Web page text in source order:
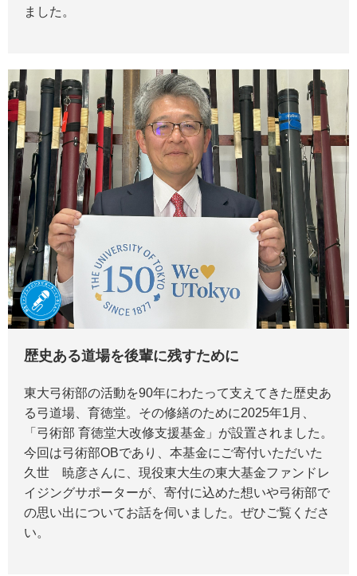
ました。
歴史ある道場を後輩に残すために
東大弓術部の活動を90年にわたって支えてきた歴史あ
る弓道場、育徳堂。その修繕のために2025年1月、
「弓術部 育徳堂大改修支援基金」が設置されました。
今回は弓術部OBであり、本基金にご寄付いただいた
久世 暁彦さんに、現役東大生の東大基金ファンドレ
イジングサポーターが、寄付に込めた想いや弓術部で
の思い出についてお話を伺いました。ぜひご覧くださ
い。